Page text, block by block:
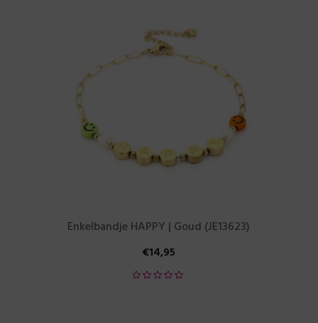
Enkelbandje HAPPY | Goud (JE13623)
€14,95